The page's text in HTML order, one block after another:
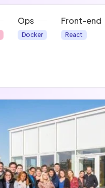
Ops
Docker
Front-end
React